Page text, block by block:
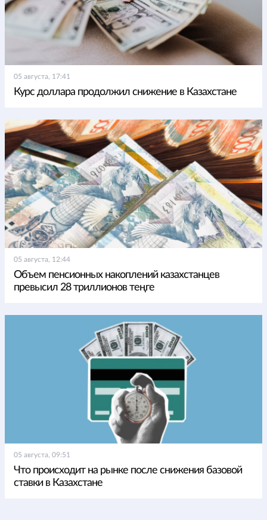
05 августа, 17:41
Курс доллара продолжил снижение в Казахстане
05 августа, 12:44
Объем пенсионных накоплений казахстанцев
превысил 28 триллионов теңге
05 августа, 09:51
Что происходит на рынке после снижения базовой
ставки в Казахстане